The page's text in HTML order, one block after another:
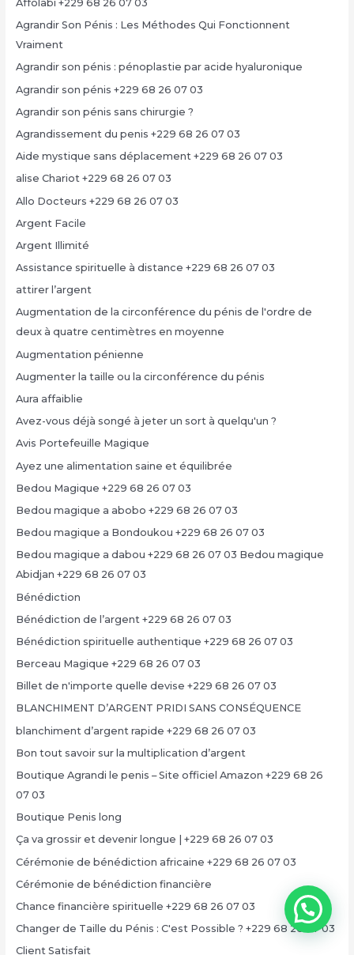
Affolabi +229 68 26 07 03
Agrandir Son Pénis : Les Méthodes Qui Fonctionnent
Vraiment
Agrandir son pénis : pénoplastie par acide hyaluronique
Agrandir son pénis +229 68 26 07 03
Agrandir son pénis sans chirurgie ?
Agrandissement du penis +229 68 26 07 03
Aide mystique sans déplacement +229 68 26 07 03
alise Chariot +229 68 26 07 03
Allo Docteurs +229 68 26 07 03
Argent Facile
Argent Illimité
Assistance spirituelle à distance +229 68 26 07 03
attirer l’argent
Augmentation de la circonférence du pénis de l'ordre de
deux à quatre centimètres en moyenne
Augmentation pénienne
Augmenter la taille ou la circonférence du pénis
Aura affaiblie
Avez-vous déjà songé à jeter un sort à quelqu'un ?
Avis Portefeuille Magique
Ayez une alimentation saine et équilibrée
Bedou Magique +229 68 26 07 03
Bedou magique a abobo +229 68 26 07 03
Bedou magique a Bondoukou +229 68 26 07 03
Bedou magique a dabou +229 68 26 07 03 Bedou magique
Abidjan +229 68 26 07 03
Bénédiction
Bénédiction de l’argent +229 68 26 07 03
Bénédiction spirituelle authentique +229 68 26 07 03
Berceau Magique +229 68 26 07 03
Billet de n'importe quelle devise +229 68 26 07 03
BLANCHIMENT D’ARGENT PRIDI SANS CONSÉQUENCE
blanchiment d’argent rapide +229 68 26 07 03
Bon tout savoir sur la multiplication d’argent
Boutique Agrandi le penis – Site officiel Amazon +229 68 26
07 03
Boutique Penis long
Ça va grossir et devenir longue | +229 68 26 07 03
Cérémonie de bénédiction africaine +229 68 26 07 03
Cérémonie de bénédiction financière
Chance financière spirituelle +229 68 26 07 03
Changer de Taille du Pénis : C'est Possible ? +229 68 26 07 03
Client Satisfait